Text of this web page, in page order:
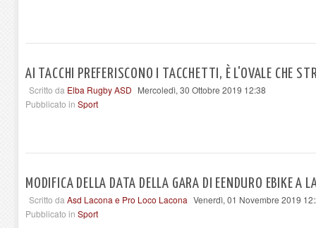
AI TACCHI PREFERISCONO I TACCHETTI, È L'OVALE CHE
Scritto da Elba Rugby ASD Mercoledì, 30 Ottobre 2019 12:38
Pubblicato in Sport
MODIFICA DELLA DATA DELLA GARA DI EENDURO EBIKE A
Scritto da Asd Lacona e Pro Loco Lacona Venerdì, 01 Novembre 2019
Pubblicato in Sport